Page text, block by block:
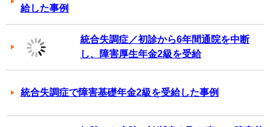
給した事例
統合失調症／初診から6年間通院を中断
し、障害厚生年金2級を受給
統合失調症で障害基礎年金2級を受給した事例